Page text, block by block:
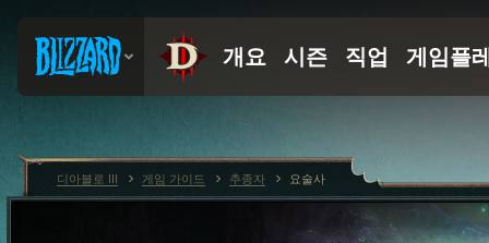
디아블로 III 게임 가이드 추종자 요술사